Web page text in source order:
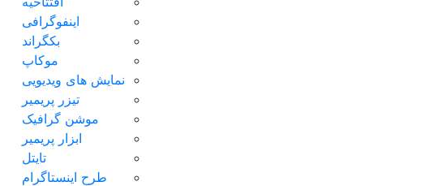
اینفوگرافی
بکگراند
موکاپ
نمایش های ویدیویی
تیزر پریمیر
موشن گرافیک
ابزار پریمیر
تایتل
طرح اینستاگرام